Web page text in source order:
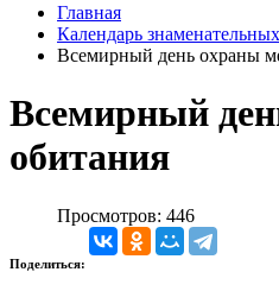
Главная
Календарь
Всемирный день охраны
Всемирный
обитания
Просмотров: 446
Поделиться: